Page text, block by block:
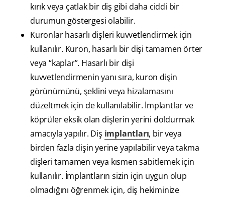
kırık veya çatlak bir diş gibi daha ciddi bir
durumun göstergesi olabilir.
Kuronlar hasarlı dişleri kuvvetlendirmek için
kullanılır. Kuron, hasarlı bir dişi tamamen örter
veya “kaplar”. Hasarlı bir dişi
kuvvetlendirmenin yanı sıra, kuron dişin
görünümünü, şeklini veya hizalamasını
düzeltmek için de kullanılabilir. İmplantlar ve
köprüler eksik olan dişlerin yerini doldurmak
amacıyla yapılır. Diş implantları, bir veya
birden fazla dişin yerine yapılabilir veya takma
dişleri tamamen veya kısmen sabitlemek için
kullanılır. İmplantların sizin için uygun olup
olmadığını öğrenmek için, diş hekiminize